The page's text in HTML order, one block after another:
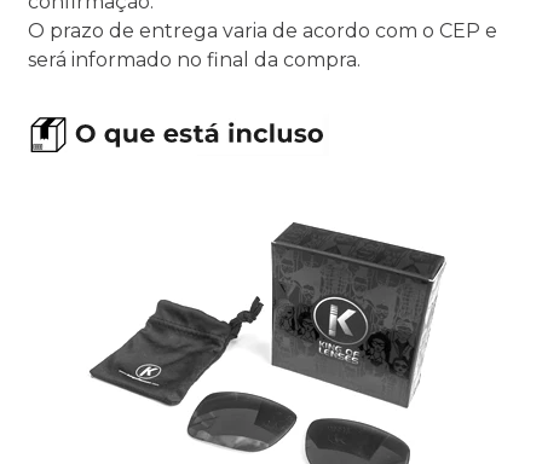
O prazo de entrega varia de acordo com o CEP e
será informado no final da compra.